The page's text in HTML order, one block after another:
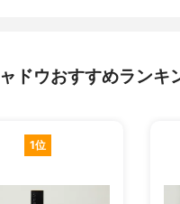
ドウおすすめランキ
1位